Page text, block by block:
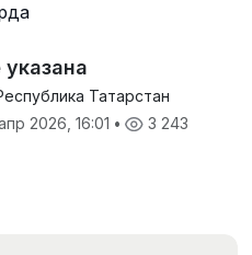
указана
Татарстан
2026, 16:01 • 3 243